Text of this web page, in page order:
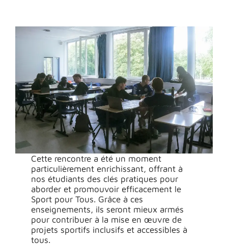
Cette rencontre a été un moment
particulièrement enrichissant, offrant à
nos étudiants des clés pratiques pour
aborder et promouvoir efficacement le
Sport pour Tous. Grâce à ces
enseignements, ils seront mieux armés
pour contribuer à la mise en œuvre de
projets sportifs inclusifs et accessibles à
tous.